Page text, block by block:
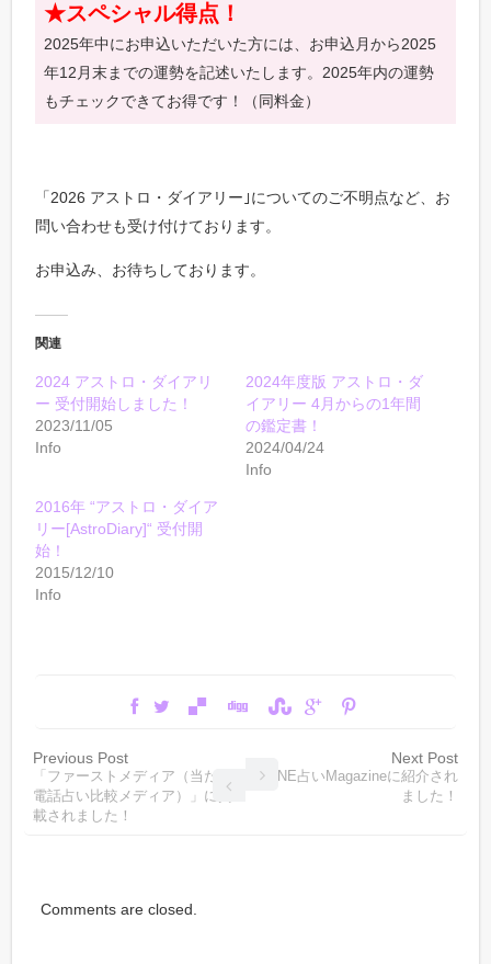
★スペシャル得点！
2025年中にお申込いただいた方には、お申込月から2025
年12月末までの運勢を記述いたします。2025年内の運勢
もチェックできてお得です！（同料金）
「2026 アストロ・ダイアリー｣についてのご不明点など、お
問い合わせも受け付けております。
お申込み、お待ちしております。
関連
2024 アストロ・ダイアリ
ー 受付開始しました！
2023/11/05
Info
2024年度版 アストロ・ダ
イアリー 4月からの1年間
の鑑定書！
2024/04/24
Info
2016年 “アストロ・ダイア
リー[AstroDiary]“ 受付開
始！
2015/12/10
Info
Previous Post
「ファーストメディア（当たる
電話占い比較メディア）」に掲
載されました！
Next Post
LINE占いMagazineに紹介され
ました！
Comments are closed.